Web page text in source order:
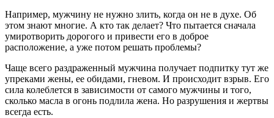
Например, мужчину не нужно злить, когда он не в духе. Об
этом знают многие. А кто так делает? Что пытается сначала
умиротворить дорогого и привести его в доброе
расположение, а уже потом решать проблемы?
Чаще всего раздраженный мужчина получает подпитку тут же
упреками жены, ее обидами, гневом. И происходит взрыв. Его
сила колеблется в зависимости от самого мужчины и того,
сколько масла в огонь подлила жена. Но разрушения и жертвы
всегда есть.